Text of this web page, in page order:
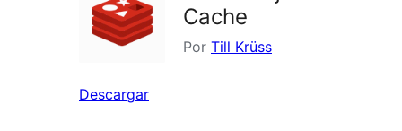
Cache
Por Till Krüss
Descargar